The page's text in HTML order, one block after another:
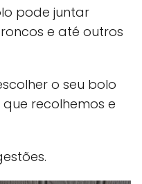
pode juntar
e até outros
o seu bolo
recolhemos e